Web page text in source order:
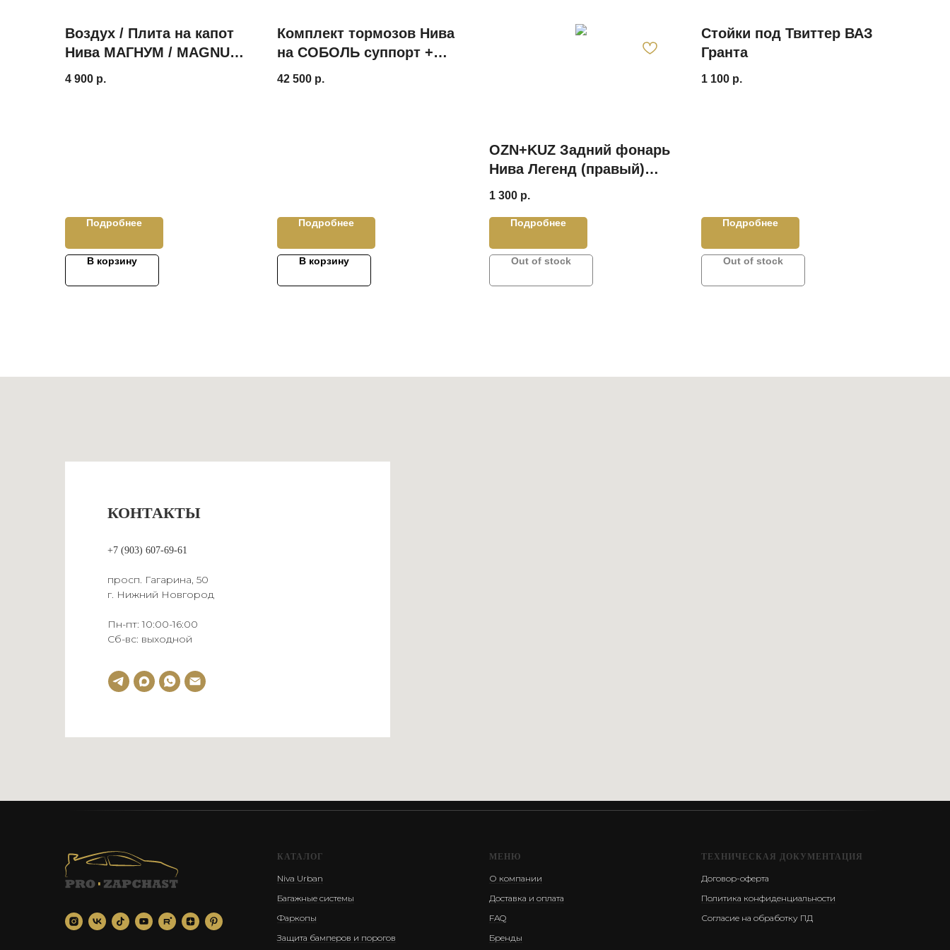
Воздух / Плита на капот
Нива МАГНУМ / MAGNUM
ver 2.0 (ШАГРЕНЬ)
4 900 р.
Подробнее
В корзину
Комплект тормозов Нива
на СОБОЛЬ суппорт +
ВЕНТИЛИР с Насечками в
42 500 р.
Подробнее
В корзину
OZN+KUZ Задний фонарь
Нива Легенд (правый)
ОСВАР
1 300 р.
Подробнее
Out of stock
Стойки под Твиттер ВАЗ
Гранта
1 100 р.
Подробнее
Out of stock
КОНТАКТЫ
+7 (903) 607-69-61
просп. Гагарина, 50
г. Нижний Новгород
Пн-пт: 10:00-16:00
Сб-вс: выходной
КАТАЛОГ
Niva Urban
Багажные системы
Фаркопы
Защита бамперов и порогов
МЕНЮ
О компании
Доставка и оплата
FAQ
Бренды
ТЕХНИЧЕСКАЯ ДОКУМЕНТАЦИЯ
Договор-оферта
Политика конфиденциальности
Согласие на обработку ПД